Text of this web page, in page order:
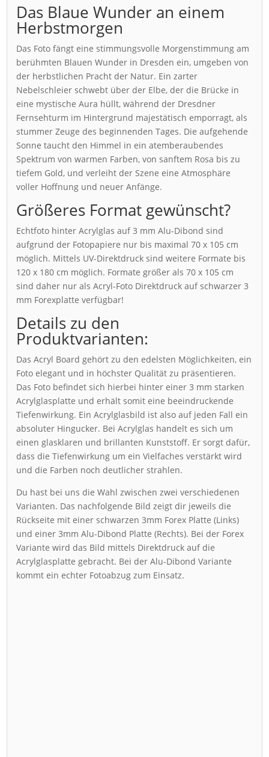
Das Blaue Wunder an einem
Herbstmorgen
Das Foto fängt eine stimmungsvolle Morgenstimmung am
berühmten Blauen Wunder in Dresden ein, umgeben von
der herbstlichen Pracht der Natur. Ein zarter
Nebelschleier schwebt über der Elbe, der die Brücke in
eine mystische Aura hüllt, während der Dresdner
Fernsehturm im Hintergrund majestätisch emporragt, als
stummer Zeuge des beginnenden Tages. Die aufgehende
Sonne taucht den Himmel in ein atemberaubendes
Spektrum von warmen Farben, von sanftem Rosa bis zu
tiefem Gold, und verleiht der Szene eine Atmosphäre
voller Hoffnung und neuer Anfänge.
Größeres Format gewünscht?
Echtfoto hinter Acrylglas auf 3 mm Alu-Dibond sind
aufgrund der Fotopapiere nur bis maximal 70 x 105 cm
möglich. Mittels UV-Direktdruck sind weitere Formate bis
120 x 180 cm möglich. Formate größer als 70 x 105 cm
sind daher nur als Acryl-Foto Direktdruck auf schwarzer 3
mm Forexplatte verfügbar!
Details zu den
Produktvarianten:
Das Acryl Board gehört zu den edelsten Möglichkeiten, ein
Foto elegant und in höchster Qualität zu präsentieren.
Das Foto befindet sich hierbei hinter einer 3 mm starken
Acrylglasplatte und erhält somit eine beeindruckende
Tiefenwirkung. Ein Acrylglasbild ist also auf jeden Fall ein
absoluter Hingucker. Bei Acrylglas handelt es sich um
einen glasklaren und brillanten Kunststoff. Er sorgt dafür,
dass die Tiefenwirkung um ein Vielfaches verstärkt wird
und die Farben noch deutlicher strahlen.
Du hast bei uns die Wahl zwischen zwei verschiedenen
Varianten. Das nachfolgende Bild zeigt dir jeweils die
Rückseite mit einer schwarzen 3mm Forex Platte (Links)
und einer 3mm Alu-Dibond Platte (Rechts). Bei der Forex
Variante wird das Bild mittels Direktdruck auf die
Acrylglasplatte gebracht. Bei der Alu-Dibond Variante
kommt ein echter Fotoabzug zum Einsatz.